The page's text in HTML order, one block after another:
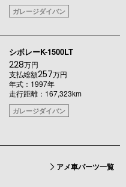
ガレージダイバン
シボレーK-1500LT
228万円
支払総額257万円
年式：1997年
走行距離：167,323km
ガレージダイバン
アメ車パーツ一覧